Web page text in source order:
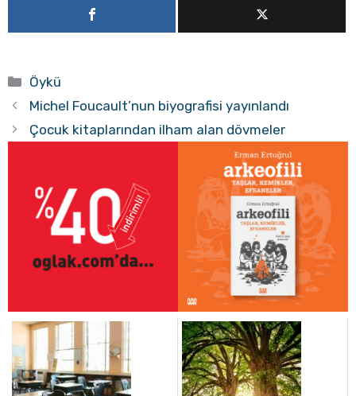
Kategoriler
Öykü
Michel Foucault’nun biyografisi yayınlandı
Çocuk kitaplarından ilham alan dövmeler